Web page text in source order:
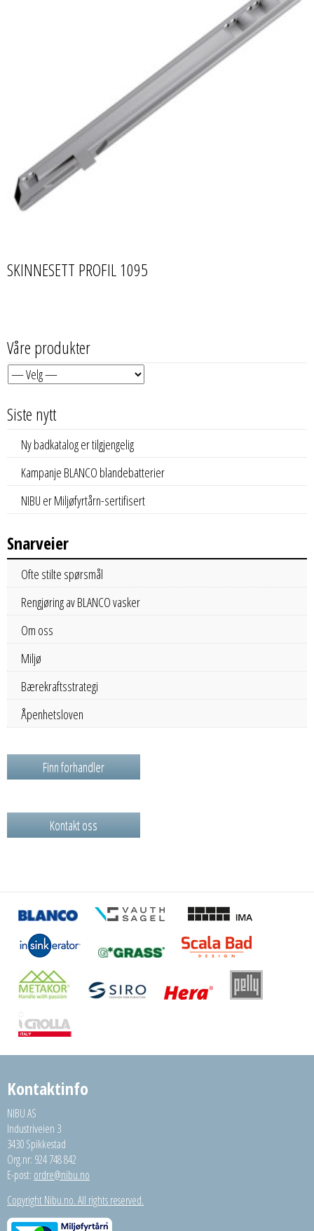
SKINNESETT PROFIL 1095
Våre produkter
Siste nytt
Ny badkatalog er tilgjengelig
Kampanje BLANCO blandebatterier
NIBU er Miljøfyrtårn-sertifisert
Snarveier
Ofte stilte spørsmål
Rengjøring av BLANCO vasker
Om oss
Miljø
Bærekraftsstrategi
Åpenhetsloven
Finn forhandler
Kontakt oss
Kontaktinfo
NIBU AS
Industriveien 3
3430 Spikkestad
Org.nr: 924 748 842
E-post: ordre@nibu.no
Copyright Nibu.no. All rights reserved.